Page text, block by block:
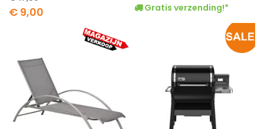
Special
Price
€ 9,00 Gratis verzending!*